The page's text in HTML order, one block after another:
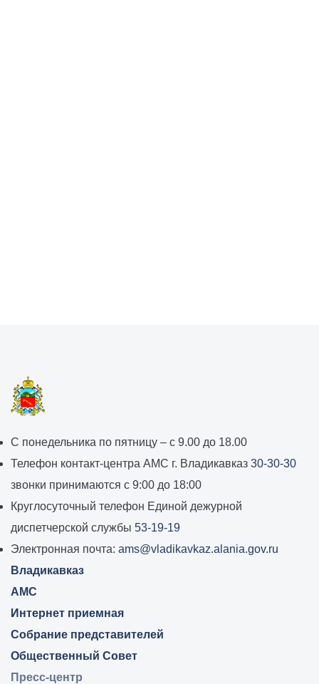
График
работы
администрации
местного
самоуправления
города
Владикавказ:
С понедельника по пятницу – с 9.00 до 18.00
Телефон контакт-центра АМС г. Владикавказ 30-30-30
звонки принимаются с 9:00 до 18:00
Круглосуточный телефон Единой дежурной
диспетчерской службы 53-19-19
Электронная почта: ams@vladikavkaz.alania.gov.ru
Владикавказ
АМС
Интернет приемная
Собрание представителей
Общественный Совет
Пресс-центр